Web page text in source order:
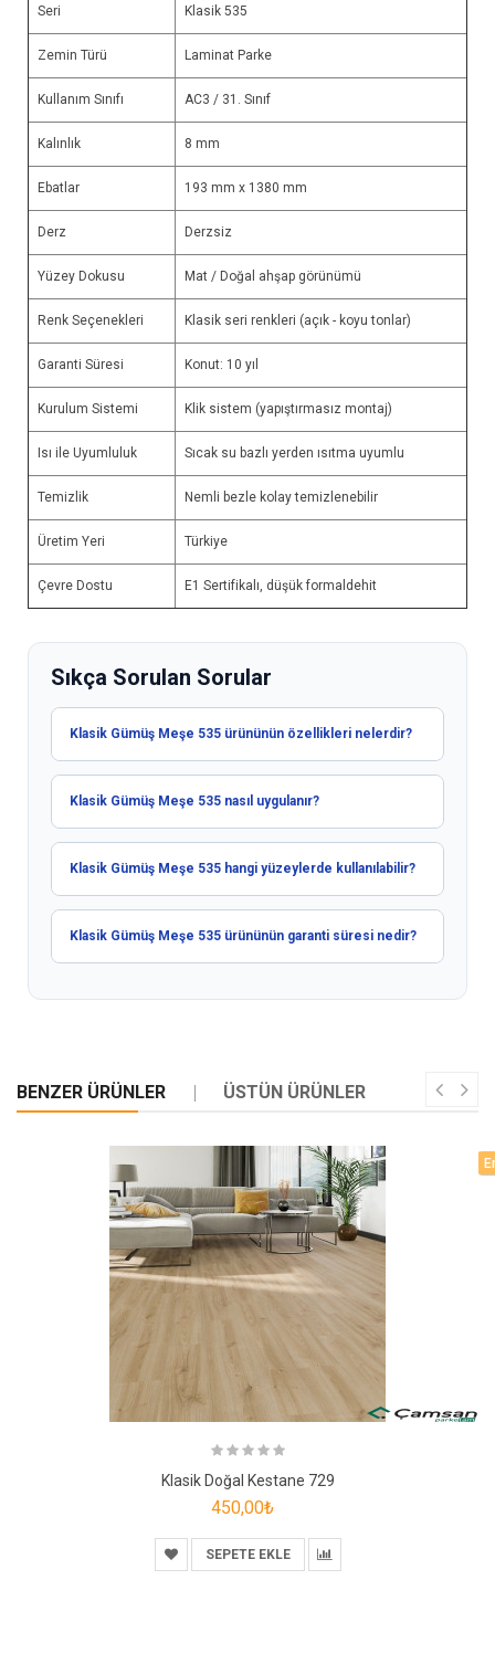
Seri Klasik 535
Zemin Türü Laminat Parke
Kullanım Sınıfı AC3 / 31. Sınıf
Kalınlık 8 mm
Ebatlar 193 mm x 1380 mm
Derz Derzsiz
Yüzey Dokusu Mat / Doğal ahşap görünümü
Renk Seçenekleri Klasik seri renkleri (açık - koyu tonlar)
Garanti Süresi Konut: 10 yıl
Kurulum Sistemi Klik sistem (yapıştırmasız montaj)
Isı ile Uyumluluk Sıcak su bazlı yerden ısıtma uyumlu
Temizlik Nemli bezle kolay temizlenebilir
Üretim Yeri Türkiye
Çevre Dostu E1 Sertifikalı, düşük formaldehit
Sıkça Sorulan Sorular
Klasik Gümüş Meşe 535 ürününün özellikleri nelerdir?
Klasik Gümüş Meşe 535 nasıl uygulanır?
Klasik Gümüş Meşe 535 hangi yüzeylerde kullanılabilir?
Klasik Gümüş Meşe 535 ürününün garanti süresi nedir?
BENZER ÜRÜNLER ÜSTÜN ÜRÜNLER
Klasik Doğal Kestane 729
450,00₺
SEPETE EKLE